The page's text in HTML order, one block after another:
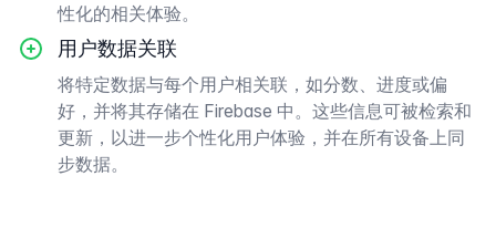
性化的相关体验。
用户数据关联
将特定数据与每个用户相关联，如分数、进度或偏
好，并将其存储在 Firebase 中。这些信息可被检索和
更新，以进一步个性化用户体验，并在所有设备上同
步数据。